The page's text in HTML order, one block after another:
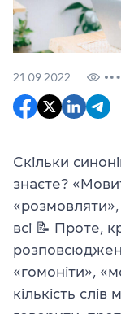
21.09.2022
Скільки
знаєте?
всі 📝 Проте,
«гомоніти»,
кількість